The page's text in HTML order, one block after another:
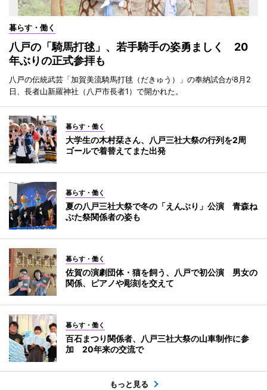
暮らす・働く
八戸の「騎馬打毬」、若手騎手の姿勇ましく 20
年ぶりの正式参拝も
八戸の伝統武芸「加賀美流騎馬打毬（だきゅう）」の奉納試合が8月2
日、長者山新羅神社（八戸市長者1）で開かれた。
暮らす・働く
大学生の木村栞さん、八戸三社大祭の行列を2周
ゴールで着替えてまた出発
暮らす・働く
夏の八戸三社大祭で冬の「えんぶり」公演 青森ね
ぶた祭関係者の姿も
暮らす・働く
佐賀の演劇団体・猫を飼う、八戸で初公演 男女の
関係、ピアノや彫刻を交えて
暮らす・働く
百石まつり関係者、八戸三社大祭の山車制作に参
加 20年来の交流で
もっと見る